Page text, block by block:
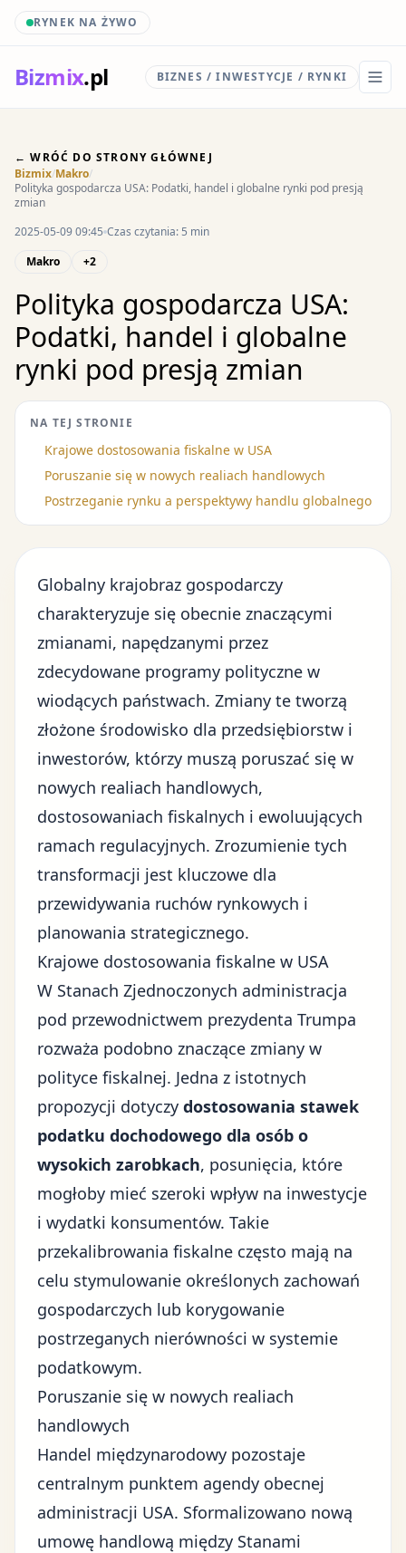
RYNEK NA ŻYWO
Bizmix.pl BIZNES / INWESTYCJE / RYNKI
← WRÓĆ DO STRONY GŁÓWNEJ
Bizmix/Makro/
Polityka gospodarcza USA: Podatki, handel i globalne rynki pod presją
zmian
2025-05-09 09:45 Czas czytania: 5 min
Makro
+2
Polityka gospodarcza USA:
Podatki, handel i globalne
rynki pod presją zmian
NA TEJ STRONIE
Krajowe dostosowania fiskalne w USA
Poruszanie się w nowych realiach handlowych
Postrzeganie rynku a perspektywy handlu globalnego
Globalny krajobraz gospodarczy
charakteryzuje się obecnie znaczącymi
zmianami, napędzanymi przez
zdecydowane programy polityczne w
wiodących państwach. Zmiany te tworzą
złożone środowisko dla przedsiębiorstw i
inwestorów, którzy muszą poruszać się w
nowych realiach handlowych,
dostosowaniach fiskalnych i ewoluujących
ramach regulacyjnych. Zrozumienie tych
transformacji jest kluczowe dla
przewidywania ruchów rynkowych i
planowania strategicznego.
Krajowe dostosowania fiskalne w USA
W Stanach Zjednoczonych administracja
pod przewodnictwem prezydenta Trumpa
rozważa podobno znaczące zmiany w
polityce fiskalnej. Jedna z istotnych
propozycji dotyczy dostosowania stawek
podatku dochodowego dla osób o
wysokich zarobkach, posunięcia, które
mogłoby mieć szeroki wpływ na inwestycje
i wydatki konsumentów. Takie
przekalibrowania fiskalne często mają na
celu stymulowanie określonych zachowań
gospodarczych lub korygowanie
postrzeganych nierówności w systemie
podatkowym.
Poruszanie się w nowych realiach
handlowych
Handel międzynarodowy pozostaje
centralnym punktem agendy obecnej
administracji USA. Sformalizowano nową
umowę handlową między Stanami